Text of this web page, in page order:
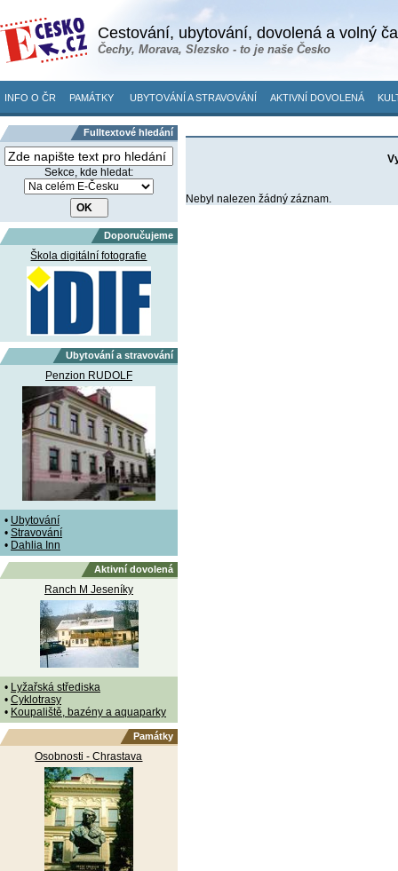
Cestování, ubytování, dovolená a volný
Čechy, Morava, Slezsko - to je naše Česko
INFO O ČR PAMÁTKY UBYTOVÁNÍ A STRAVOVÁNÍ AKTIVNÍ DOVOLENÁ
Fulltextové hledání
Sekce, kde hledat:
Doporučujeme
Škola digitální fotografie
Ubytování a stravování
Penzion RUDOLF
• Ubytování
• Stravování
• Dahlia Inn
Aktivní dovolená
Ranch M Jeseníky
• Lyžařská střediska
• Cyklotrasy
• Koupaliště, bazény a aquaparky
Památky
Osobnosti - Chrastava
Nebyl nalezen žádný záznam.